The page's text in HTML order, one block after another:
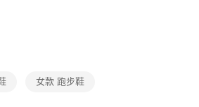
先享後付」服務完成之
，並將交易相關給付款項請
女款 跑步鞋